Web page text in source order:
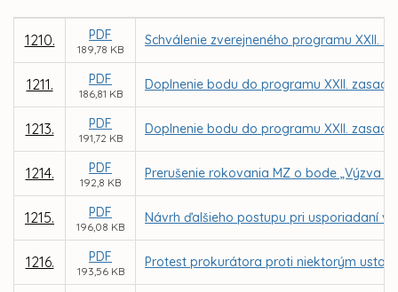
1210. PDF
189,78 KB
Schválenie zverejneného programu XXII.
1211. PDF
186,81 KB
Doplnenie bodu do programu XXII.
1213. PDF
191,72 KB
Doplnenie bodu do programu XXII.
1214. PDF
192,8 KB
Prerušenie rokovania MZ o bode „Výzva
1215. PDF
196,08 KB
Návrh ďalšieho postupu pri usporiadaní
1216. PDF
193,56 KB
Protest prokurátora proti niektorým